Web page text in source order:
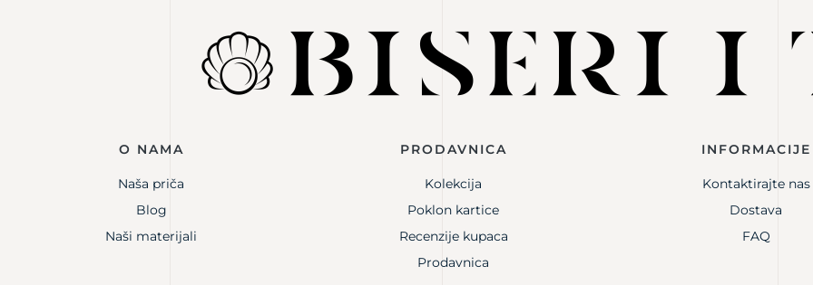
O NAMA
Naša priča
Blog
Naši materijali
PRODAVNICA
Kolekcija
Poklon kartice
Recenzije kupaca
Prodavnica
INFORMACIJE
Kontaktirajte nas
Dostava
FAQ